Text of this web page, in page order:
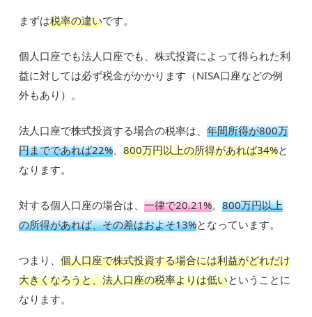
まずは税率の違いです。
個人口座でも法人口座でも、株式投資によって得られた利
益に対しては必ず税金がかかります（NISA口座などの例
外もあり）。
法人口座で株式投資する場合の税率は、年間所得が800万
円までであれば22% 、800万円以上の所得があれば34%と
なります。
対する個人口座の場合は、一律で20.21%。800万円以上
の所得があれば、その差はおよそ13%となっています。
つまり、個人口座で株式投資する場合には利益がどれだけ
大きくなろうと、法人口座の税率よりは低いということに
なります。